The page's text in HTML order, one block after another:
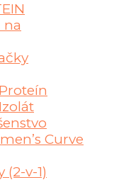
na
Curve
(2-v-1)